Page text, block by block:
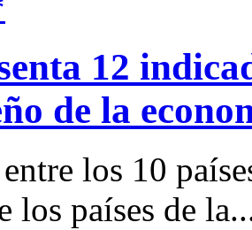
12
de la
los 10
los países de